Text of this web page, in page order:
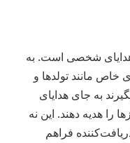
هدایای شخصی است. به
خاص مانند تولدها و
به جای هدایای
را هدیه دهند. این نه
فراهم